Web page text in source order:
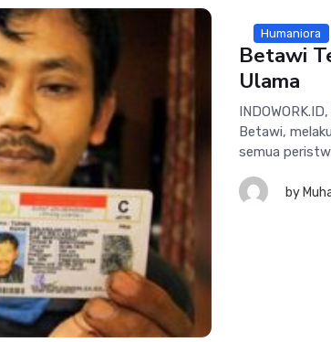
Humaniora
Betawi
Ulama
Betawi,
semua
by